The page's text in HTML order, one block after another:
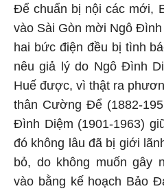
Để chuẩn bị nội các mới,
vào Sài Gòn mời Ngô
hai bức điện đều bị tình
nêu giả lý do Ngô Đình
Huế được, vì thật ra
thân Cường Để (1882-
Đình Diệm (1901-1963)
đó không lâu đã bị giới
bỏ, do không muốn gây
vào bằng kế hoạch Bảo